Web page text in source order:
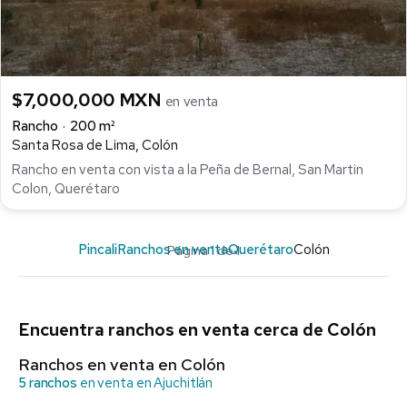
$7,000,000 MXN en venta
Rancho
200 m²
Santa Rosa de Lima, Colón
Rancho en venta con vista a la Peña de Bernal, San Martin
Colon, Querétaro
Página 1 de 1
PincaliRanchos en ventaQuerétaroColón
Encuentra ranchos en venta cerca de Colón
Ranchos en venta en Colón
5 ranchos en venta en Ajuchitlán